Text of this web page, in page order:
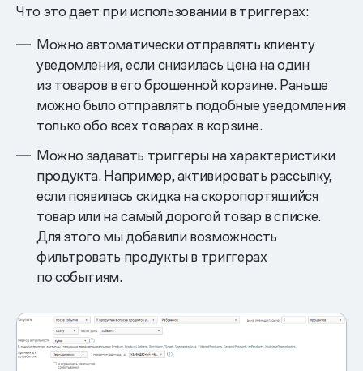
Что это дает при использовании в триггерах:
Можно автоматически отправлять клиенту
уведомления, если снизилась цена на один
из товаров в его брошенной корзине. Раньше
можно было отправлять подобные уведомления
только обо всех товарах в корзине.
Можно задавать триггеры на характеристики
продукта. Например, активировать рассылку,
если появилась скидка на скоропортящийся
товар или на самый дорогой товар в списке.
Для этого мы добавили возможность
фильтровать продукты в триггерах
по событиям.